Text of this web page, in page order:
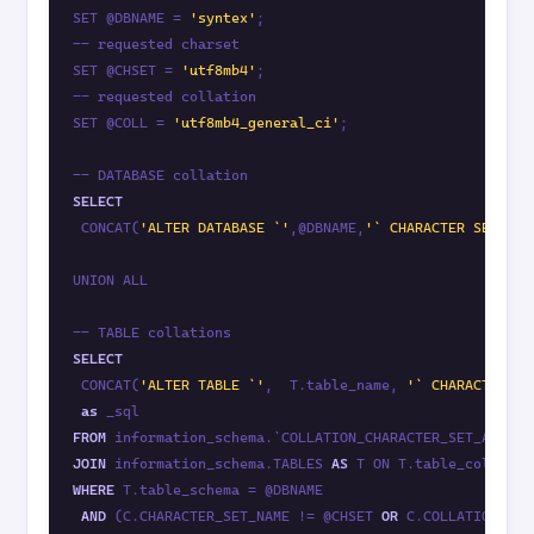
SET @DBNAME =
'syntex' ;
-- requested charset
SET @CHSET =
'utf8mb4' ;
-- requested collation
SET @COLL =
'utf8mb4_general_ci' ;
SELECT
CONCAT( 'ALTER DATABASE `' ,@DBNAME, '` CHARACTER SET '
UNION ALL
SELECT
CONCAT( 'ALTER TABLE `' ,  T.table_name,
'` CHARACTER
as
FROM
JOIN information_schema.TABLES AS
WHERE T.table_schema = @DBNAME
AND (C.CHARACTER_SET_NAME != @CHSET OR